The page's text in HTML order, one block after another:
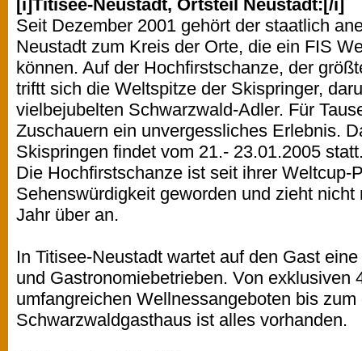
[i]Titisee-Neustadt, Ortsteil Neustadt:[/i]
Seit Dezember 2001 gehört der staatlich
Neustadt zum Kreis der Orte, die ein FIS
können. Auf der Hochfirstschanze, der
triftt sich die Weltspitze der Skispringer,
vielbejubelten Schwarzwald-Adler. Für
Zuschauern ein unvergessliches Erlebnis.
Skispringen findet vom 21.- 23.01.2005
Die Hochfirstschanze ist seit ihrer Weltcup-
Sehenswürdigkeit geworden und zieht
Jahr über an.
In Titisee-Neustadt wartet auf den Gast
und Gastronomiebetrieben. Von exklusiven
umfangreichen Wellnessangeboten bis
Schwarzwaldgasthaus ist alles vorhanden.